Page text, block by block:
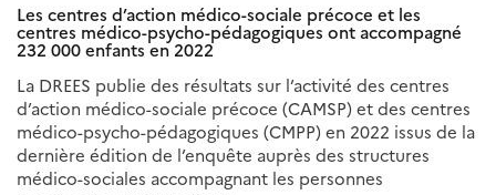
Les centres d’action médico-sociale précoce et les
centres médico-psycho-pédagogiques ont accompagné
232 000 enfants en 2022
La DREES publie des résultats sur l’activité des centres
d’action médico-sociale précoce (CAMSP) et des centres
médico-psycho-pédagogiques (CMPP) en 2022 issus de la
dernière édition de l’enquête auprès des structures
médico-sociales accompagnant les personnes